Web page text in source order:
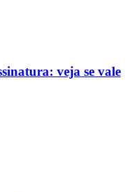
veja se vale